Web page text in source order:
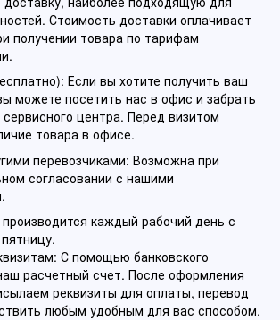
Стоимость доставки оплачивает
получении товара по тарифам
Если вы хотите получить ваш
можете посетить нас в офис и забрать
сервисного центра. Перед визитом
товара в офисе.
перевозчиками: Возможна при
согласовании с нашими
каждый рабочий день с
С помощью банковского
расчетный счет. После оформления
реквизиты для оплаты, перевод
любым удобным для вас способом.